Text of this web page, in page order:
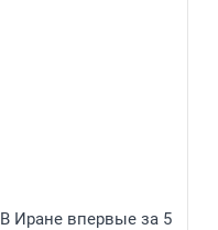
В Иране впервые за 5